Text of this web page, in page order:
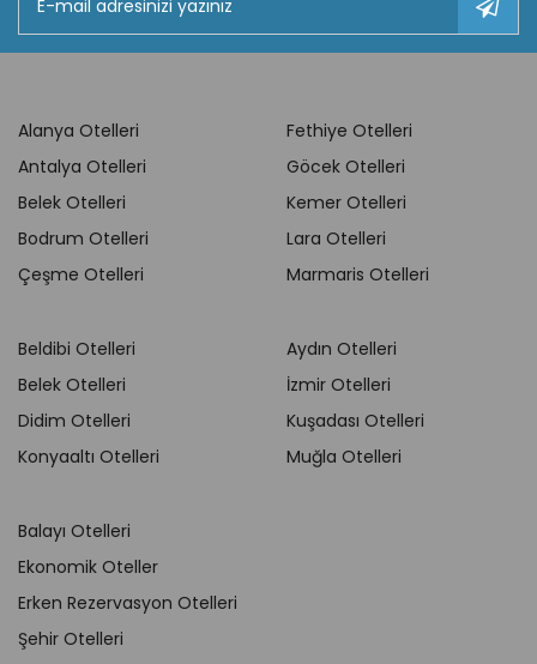
Alanya Otelleri
Antalya Otelleri
Belek Otelleri
Bodrum Otelleri
Çeşme Otelleri
Fethiye Otelleri
Göcek Otelleri
Kemer Otelleri
Lara Otelleri
Marmaris Otelleri
Beldibi Otelleri
Belek Otelleri
Didim Otelleri
Konyaaltı Otelleri
Aydın Otelleri
İzmir Otelleri
Kuşadası Otelleri
Muğla Otelleri
Balayı Otelleri
Ekonomik Oteller
Erken Rezervasyon Otelleri
Şehir Otelleri